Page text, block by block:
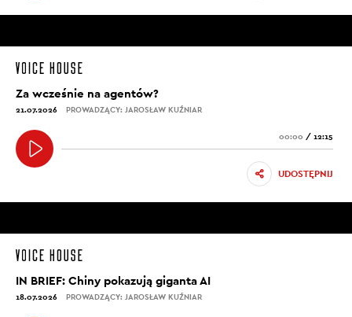
Za wcześnie na agentów?
21.07.2026 PROWADZĄCY: JAROSŁAW KUŹNIAR
00:00 / 12:15
UDOSTĘPNIJ
IN BRIEF: Chiny pokazują giganta AI
18.07.2026 PROWADZĄCY: JAROSŁAW KUŹNIAR